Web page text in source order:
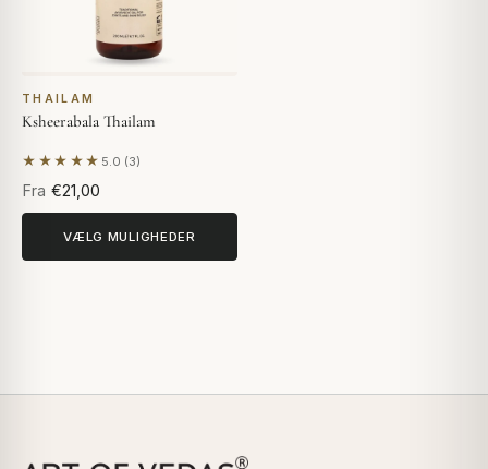
THAILAM
Ksheerabala Thailam
★★★★★ 5.0 (3)
Baseret på 3 anmeldelser
Fra €21,00
VÆLG MULIGHEDER